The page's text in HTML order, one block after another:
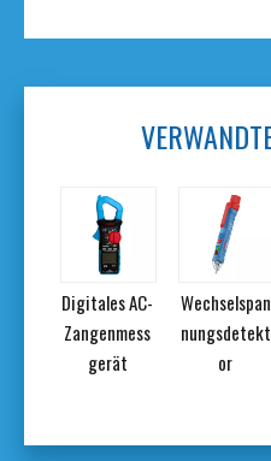
Digitales AC-
Zangenmess
gerät
Wechselspan
nungsdetekt
or